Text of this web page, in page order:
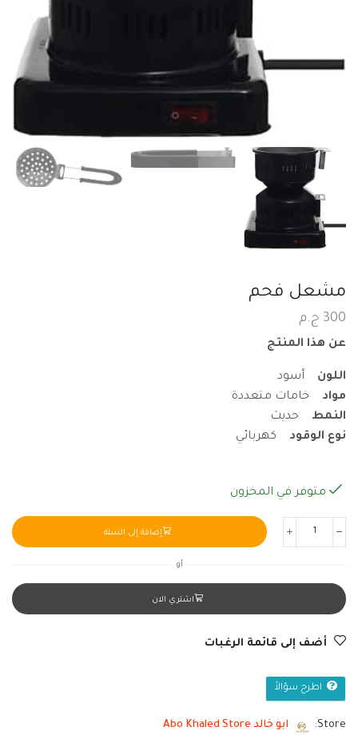
مشعل فحم
300 ج.م
عن هذا المنتج
اللون
أسود
مواد
خامات متعددة
النمط
حديث
نوع الوقود
كهربائي
متوفر في المخزون
إضافة إلى السلة
أو
اشتري الان
أضف إلى قائمة الرغبات
اطرح سؤالاً
Store: ابو خالد Abo Khaled Store